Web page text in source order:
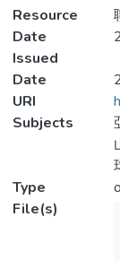
Resource
Date
Issued
Date
URI
Subjects
Type
File(s)